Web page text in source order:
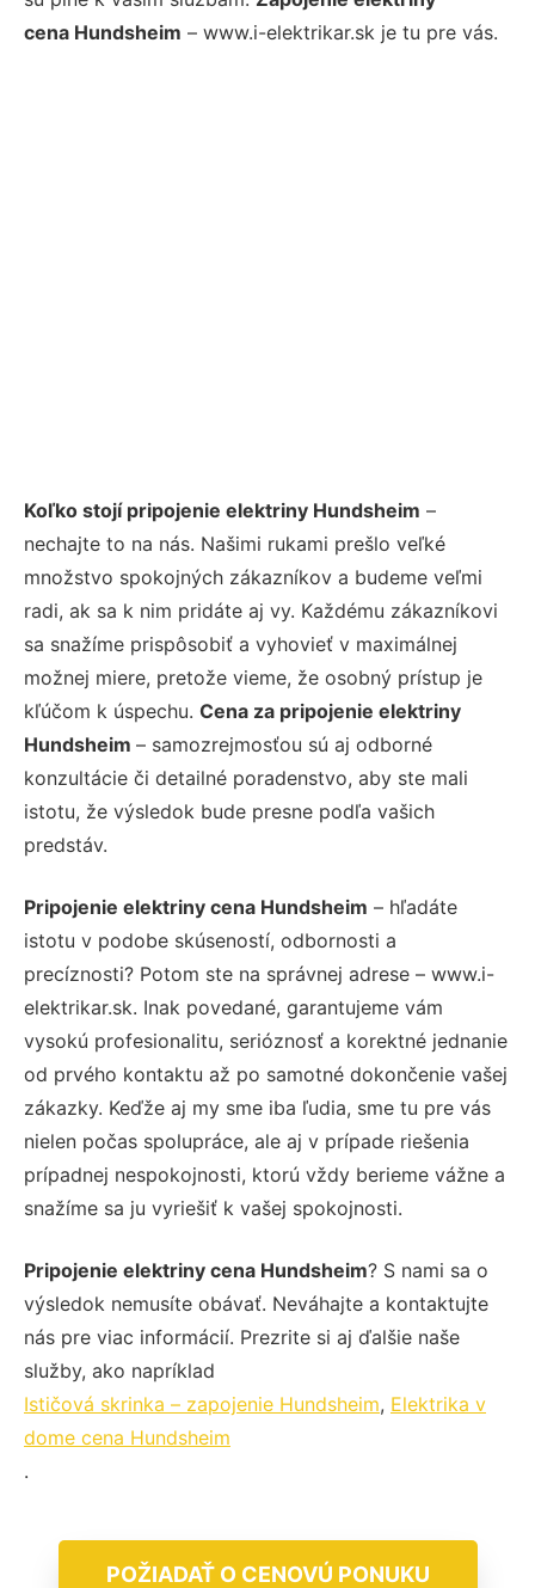
cena Hundsheim – www.i-elektrikar.sk je tu pre vás.
Koľko stojí pripojenie elektriny Hundsheim –
nechajte to na nás. Našimi rukami prešlo veľké
množstvo spokojných zákazníkov a budeme veľmi
radi, ak sa k nim pridáte aj vy. Každému zákazníkovi
sa snažíme prispôsobiť a vyhovieť v maximálnej
možnej miere, pretože vieme, že osobný prístup je
kľúčom k úspechu. Cena za pripojenie elektriny
Hundsheim – samozrejmosťou sú aj odborné
konzultácie či detailné poradenstvo, aby ste mali
istotu, že výsledok bude presne podľa vašich
predstáv.
Pripojenie elektriny cena Hundsheim – hľadáte
istotu v podobe skúseností, odbornosti a
precíznosti? Potom ste na správnej adrese – www.i-
elektrikar.sk. Inak povedané, garantujeme vám
vysokú profesionalitu, serióznosť a korektné jednanie
od prvého kontaktu až po samotné dokončenie vašej
zákazky. Keďže aj my sme iba ľudia, sme tu pre vás
nielen počas spolupráce, ale aj v prípade riešenia
prípadnej nespokojnosti, ktorú vždy berieme vážne a
snažíme sa ju vyriešiť k vašej spokojnosti.
Pripojenie elektriny cena Hundsheim? S nami sa o
výsledok nemusíte obávať. Neváhajte a kontaktujte
nás pre viac informácií. Prezrite si aj ďalšie naše
služby, ako napríklad
Ističová skrinka – zapojenie Hundsheim, Elektrika v
dome cena Hundsheim
.
POŽIADAŤ O CENOVÚ PONUKU